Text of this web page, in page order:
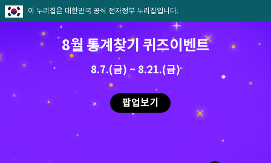
이 누리집은 대한민국 공식 전자정부 누리집입니다.
8월 통계찾기 퀴즈이벤트
8.7.(금) ~ 8.21.(금)
팝업보기